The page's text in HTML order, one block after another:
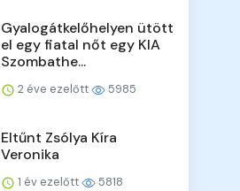
Gyalogátkelőhelyen ütött
el egy fiatal nőt egy KIA
Szombathe...
2 éve ezelőtt 5985
Eltűnt Zsólya Kíra
Veronika
1 év ezelőtt 5818